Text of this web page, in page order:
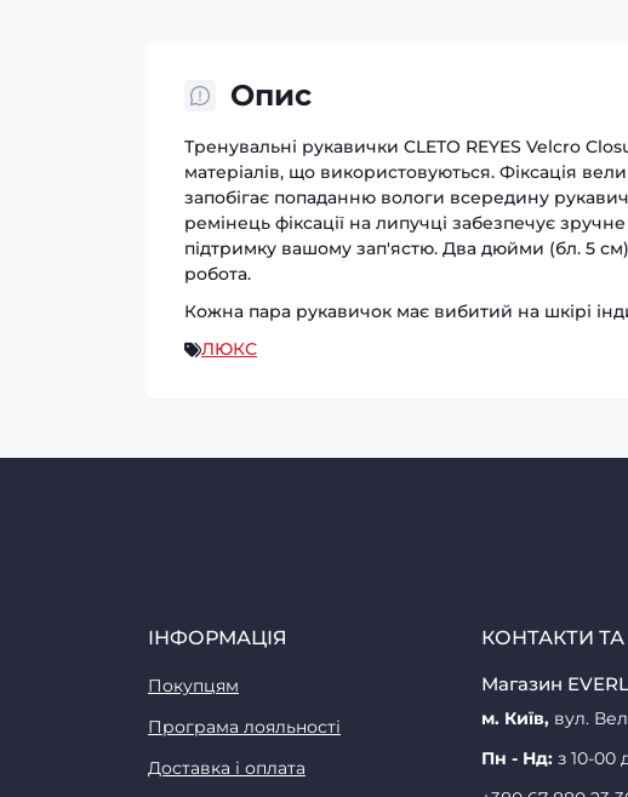
Опис
Тренувальні рукавички CLETO REYES Velcro
матеріалів, що використовуються. Фіксація
запобігає попаданню вологи всередину
ремінець фіксації на липучці забезпечує
підтримку вашому зап'ястю. Два дюйми (бл. 5
робота.
Кожна пара рукавичок має вибитий на шкірі
ЛЮКС
ІНФОРМАЦІЯ
Покупцям
Програма лояльності
Доставка і оплата
КОНТАКТИ
Магазин
м. Київ, вул.
Пн - Нд: з 10-00